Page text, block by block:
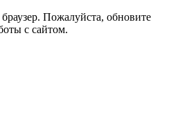
Пожалуйста, обновите
с сайтом.